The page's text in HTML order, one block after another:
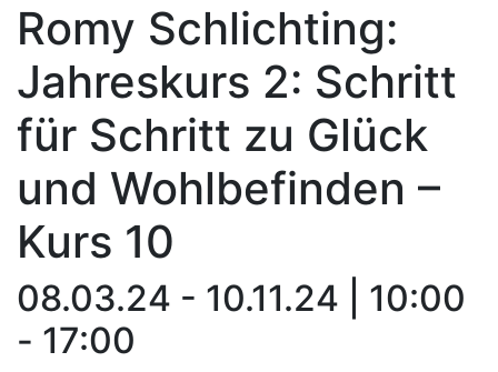
Romy Schlichting:
Jahreskurs 2: Schritt
für Schritt zu Glück
und Wohlbefinden –
Kurs 10
08.03.24 - 10.11.24 | 10:00
- 17:00